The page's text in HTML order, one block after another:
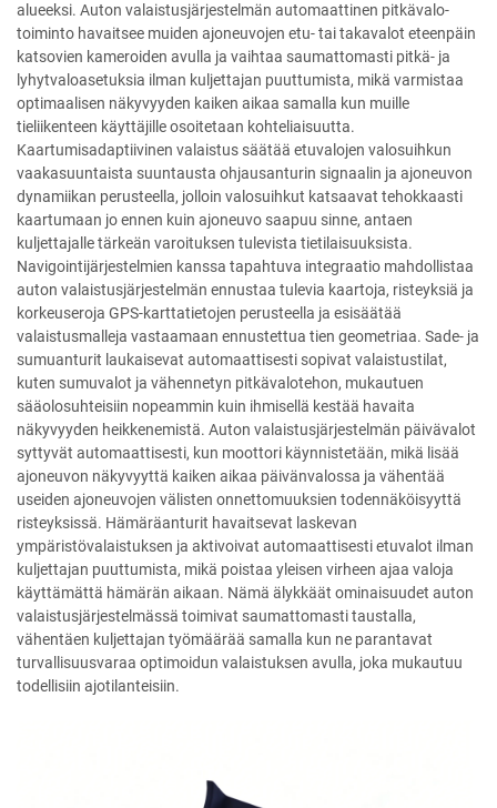
alueeksi. Auton valaistusjärjestelmän automaattinen pitkävalo-
toiminto havaitsee muiden ajoneuvojen etu- tai takavalot eteenpäin
katsovien kameroiden avulla ja vaihtaa saumattomasti pitkä- ja
lyhytvaloasetuksia ilman kuljettajan puuttumista, mikä varmistaa
optimaalisen näkyvyyden kaiken aikaa samalla kun muille
tieliikenteen käyttäjille osoitetaan kohteliaisuutta.
Kaartumisadaptiivinen valaistus säätää etuvalojen valosuihkun
vaakasuuntaista suuntausta ohjausanturin signaalin ja ajoneuvon
dynamiikan perusteella, jolloin valosuihkut katsaavat tehokkaasti
kaartumaan jo ennen kuin ajoneuvo saapuu sinne, antaen
kuljettajalle tärkeän varoituksen tulevista tietilaisuuksista.
Navigointijärjestelmien kanssa tapahtuva integraatio mahdollistaa
auton valaistusjärjestelmän ennustaa tulevia kaartoja, risteyksiä ja
korkeuseroja GPS-karttatietojen perusteella ja esisäätää
valaistusmalleja vastaamaan ennustettua tien geometriaa. Sade- ja
sumuanturit laukaisevat automaattisesti sopivat valaistustilat,
kuten sumuvalot ja vähennetyn pitkävalotehon, mukautuen
sääolosuhteisiin nopeammin kuin ihmisellä kestää havaita
näkyvyyden heikkenemistä. Auton valaistusjärjestelmän päivävalot
syttyvät automaattisesti, kun moottori käynnistetään, mikä lisää
ajoneuvon näkyvyyttä kaiken aikaa päivänvalossa ja vähentää
useiden ajoneuvojen välisten onnettomuuksien todennäköisyyttä
risteyksissä. Hämäräanturit havaitsevat laskevan
ympäristövalaistuksen ja aktivoivat automaattisesti etuvalot ilman
kuljettajan puuttumista, mikä poistaa yleisen virheen ajaa valoja
käyttämättä hämärän aikaan. Nämä älykkäät ominaisuudet auton
valaistusjärjestelmässä toimivat saumattomasti taustalla,
vähentäen kuljettajan työmäärää samalla kun ne parantavat
turvallisuusvaraa optimoidun valaistuksen avulla, joka mukautuu
todellisiin ajotilanteisiin.